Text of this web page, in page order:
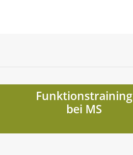
Funktionstraining
bei MS